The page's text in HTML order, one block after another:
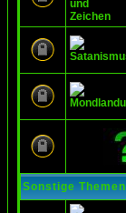
Sonstige Themen